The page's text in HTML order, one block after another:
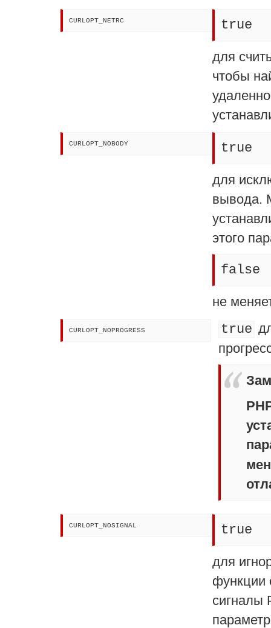
CURLOPT_NETRC true
для
чтобы
CURLOPT_NOBODY true
для
вывода.
этого
false
не
CURLOPT_NOPROGRESS true
CURLOPT_NOSIGNAL true
для
сигналы